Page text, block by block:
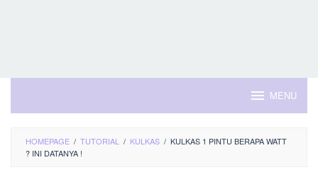
MENU
HOMEPAGE / TUTORIAL / KULKAS / KULKAS 1 PINTU BERAPA WATT
? INI DATANYA !